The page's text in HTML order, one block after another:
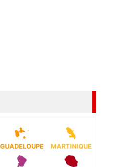
GUADELOUPE MARTINIQUE